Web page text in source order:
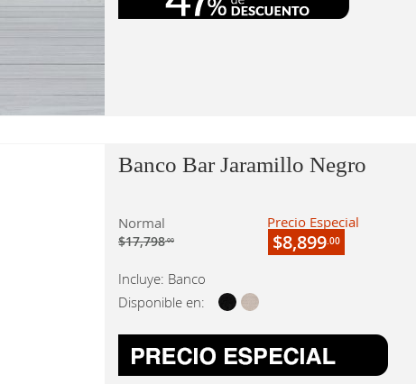
Banco Bar Jaramillo Negro
Normal
$17,798.00
Precio Especial
$8,899 .00
Incluye: Banco
Disponible en: